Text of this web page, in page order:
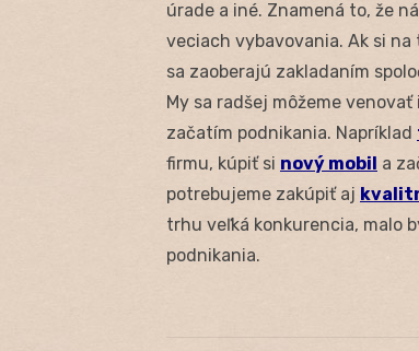
úrade a iné. Znamená to, že
veciach vybavovania. Ak si
sa zaoberajú zakladaním
My sa radšej môžeme
začatím podnikania. Napríklad
firmu, kúpiť si nový mobil a
potrebujeme zakúpiť aj
trhu veľká konkurencia, malo
podnikania.